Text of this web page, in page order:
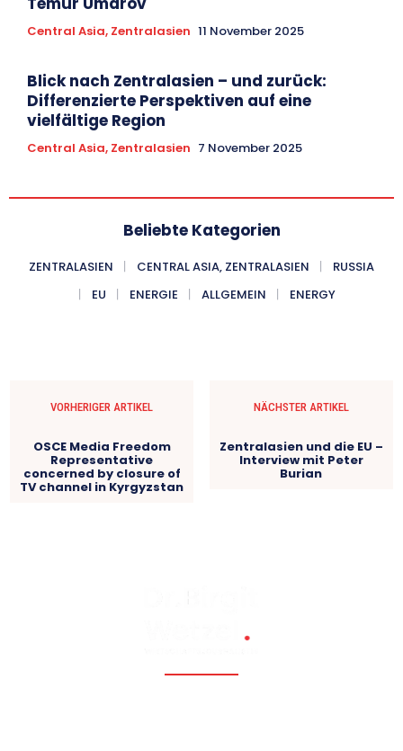
Central Asia, Zentralasien 11 November 2025
Blick nach Zentralasien – und zurück:
Differenzierte Perspektiven auf eine
vielfältige Region
Central Asia, Zentralasien 7 November 2025
Beliebte Kategorien
ZENTRALASIEN CENTRAL ASIA, ZENTRALASIEN
RUSSIA
EU
ENERGIE ALLGEMEIN ENERGY
VORHERIGER ARTIKEL
OSCE Media Freedom
Representative
concerned by closure of
TV channel in Kyrgyzstan
NÄCHSTER ARTIKEL
Zentralasien und die EU –
Interview mit Peter
Burian